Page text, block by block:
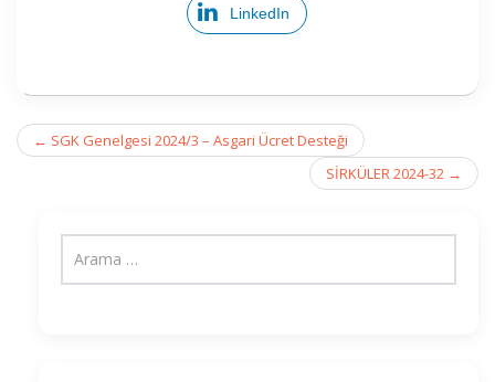
LinkedIn
Post
navigation
← SGK Genelgesi 2024/3 – Asgari Ücret Desteği
SİRKÜLER 2024-32 →